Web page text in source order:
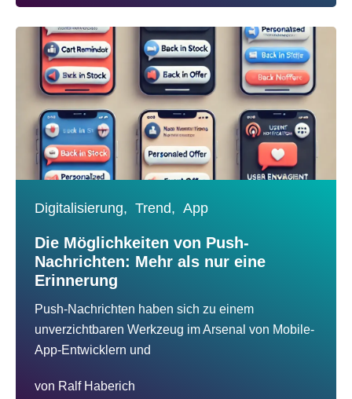
Digitalisierung, Trend, App
Die Möglichkeiten von Push-
Nachrichten: Mehr als nur eine
Erinnerung
Push-Nachrichten haben sich zu einem
unverzichtbaren Werkzeug im Arsenal von Mobile-
App-Entwicklern und
von Ralf Haberich